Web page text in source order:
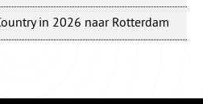
in 2026 naar Rotterdam